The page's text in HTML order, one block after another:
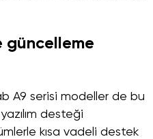
güncelleme
A9 serisi modeller de bu
desteği
kısa vadeli destek